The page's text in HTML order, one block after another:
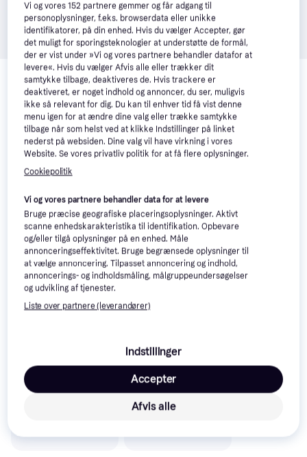
Relaterede produkter
Se vores forslag til andre produkter, der matcher dine
interesser. Vis alle
Trender
Vi og vores152 partnere gemmer og får adgang til
personoplysninger, f.eks. browserdata eller unikke
identifikatorer, på din enhed. Hvis du vælger Accepter, gør
det muligt for sporingsteknologier at understøtte de formål,
der er vist under »Vi og vores partnere behandler datafor at
levere«. Hvis du vælger Afvis alle eller trækker dit
samtykke tilbage, deaktiveres de. Hvis trackere er
deaktiveret, er noget indhold og annoncer, du ser, muligvis
ikke så relevant for dig. Du kan til enhver tid få vist denne
menu igen for at ændre dine valg eller trække samtykke
tilbage når som helst ved at klikke Indstillinger på linket
nederst på websiden. Dine valg vil have virkning i vores
Website. Se vores privatliv politik for at få flere oplysninger.
Cookiepolitik
Vi og vores partnere behandler data for at levere
Bruge præcise geografiske placeringsoplysninger. Aktivt
scanne enhedskarakteristika til identifikation. Opbevare
og/eller tilgå oplysninger på en enhed. Måle
annonceringseffektivitet. Bruge begrænsede oplysninger til
at vælge annoncering. Tilpasset annoncering og indhold,
annoncerings- og indholdsmåling, målgruppeundersøgelser
og udvikling af tjenester.
Liste over partnere (leverandører)
Indstillinger
Afvis alle
Accepter